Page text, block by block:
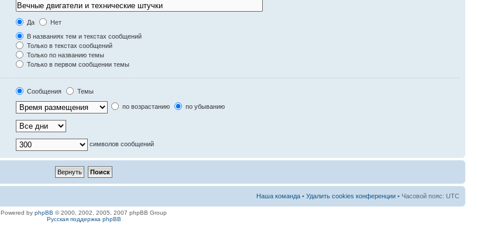
Да
Нет
В названиях тем и текстах сообщений
Только в текстах сообщений
Только по названию темы
Только в первом сообщении темы
Сообщения
Темы
по возрастанию по убыванию
символов сообщений
Наша команда • Удалить cookies конференции • Часовой пояс: UTC
Powered by phpBB © 2000, 2002, 2005, 2007 phpBB Group
Русская поддержка phpBB